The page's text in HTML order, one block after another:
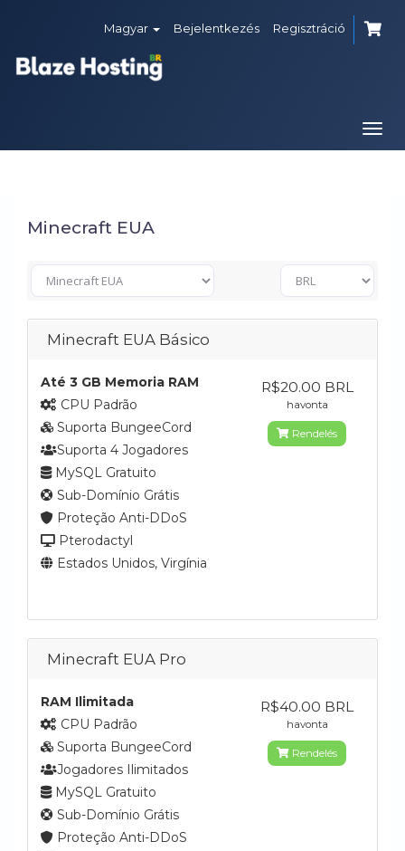
Magyar Bejelentkezés Regisztráció
Minecraft EUA
Minecraft EUA Básico
Até 3 GB Memoria RAM
CPU Padrão
Suporta BungeeCord
Suporta 4 Jogadores
MySQL Gratuito
Sub-Domínio Grátis
Proteção Anti-DDoS
Pterodactyl
Estados Unidos, Virgínia
R$20.00 BRL
havonta
Rendelés
Minecraft EUA Pro
RAM Ilimitada
CPU Padrão
Suporta BungeeCord
Jogadores Ilimitados
MySQL Gratuito
Sub-Domínio Grátis
Proteção Anti-DDoS
R$40.00 BRL
havonta
Rendelés